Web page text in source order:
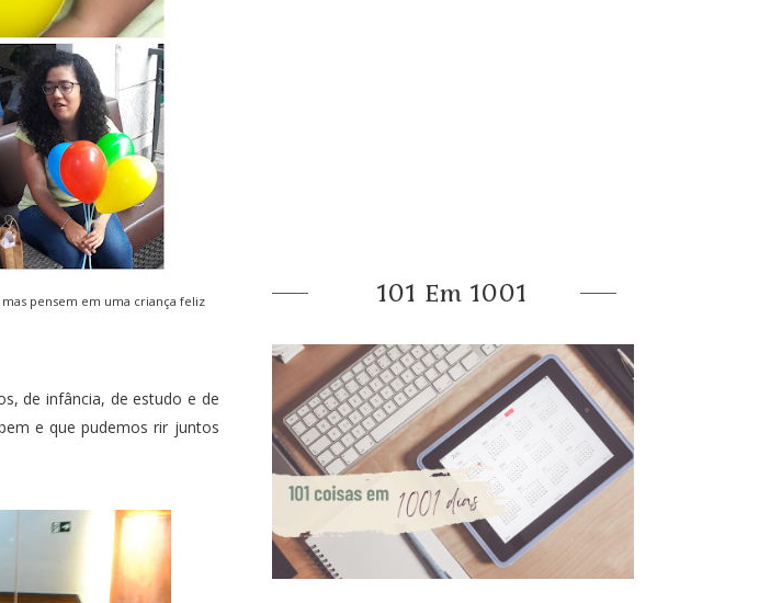
pensem em uma criança feliz
de infância, de estudo e de
e que pudemos rir juntos
101 Em 1001